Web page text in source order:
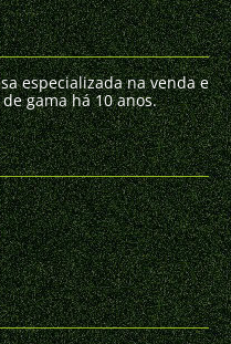
especializada na venda e
gama há 10 anos.